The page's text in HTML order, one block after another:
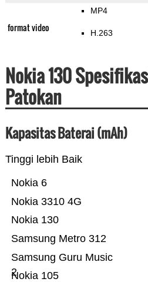
format video
MP4
H.263
Nokia 130
Patokan
Kapasitas Baterai (mAh)
Tinggi lebih Baik
Nokia 105
Samsung Guru Music
2
Samsung Metro 312
Nokia 130
Nokia 3310 4G
Nokia 6